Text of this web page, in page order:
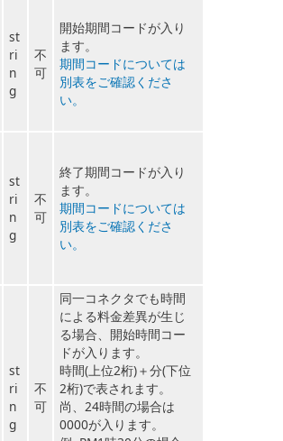
st
ri
n
g
不
可
開始期間コードが入り
ます。
期間コードについては
別表をご確認くださ
い。
st
ri
n
g
不
可
終了期間コードが入り
ます。
期間コードについては
別表をご確認くださ
い。
st
ri
n
g
不
可
同一コネクタでも時間
による料金差異が生じ
る場合、開始時間コー
ドが入ります。
時間(上位2桁)＋分(下位
2桁)で表されます。
尚、24時間の場合は
0000が入ります。